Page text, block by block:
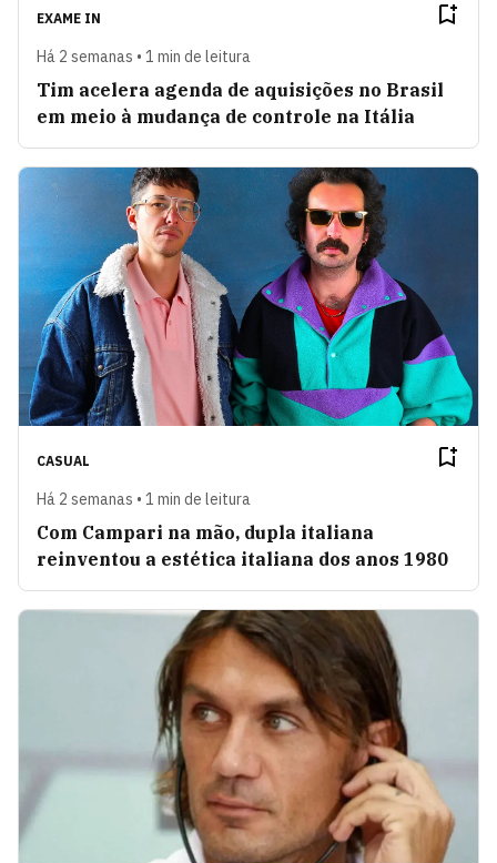
EXAME IN
Há 2 semanas • 1 min de leitura
Tim acelera agenda de aquisições no Brasil
em meio à mudança de controle na Itália
CASUAL
Há 2 semanas • 1 min de leitura
Com Campari na mão, dupla italiana
reinventou a estética italiana dos anos 1980